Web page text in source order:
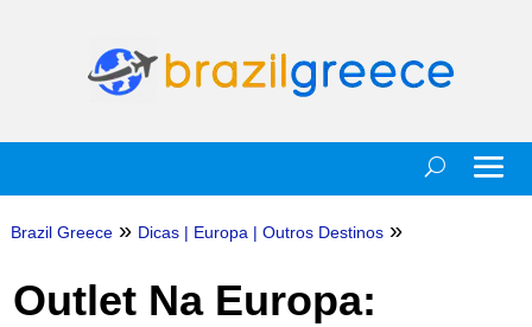
Brazil Greece » Dicas| Europa | Outros Destinos »
Outlet Na Europa: